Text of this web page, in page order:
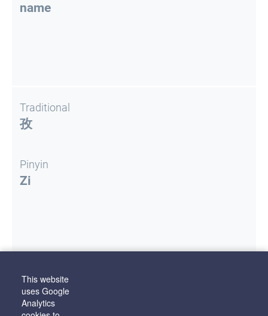
name
Traditional
孜
Pinyin
Zi
Literature
Staburova, J.
latviešu valodā: elektronisks izdevums
This website
uses Google
Analytics